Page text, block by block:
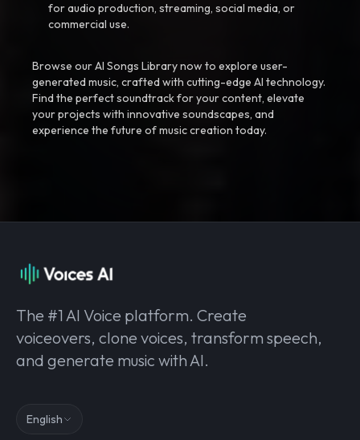
for audio production, streaming, social media, or
commercial use.
Browse our AI Songs Library now to explore user-
generated music, crafted with cutting-edge AI technology.
Find the perfect soundtrack for your content, elevate
your projects with innovative soundscapes, and
experience the future of music creation today.
The #1 AI Voice platform. Create
voiceovers, clone voices, transform speech,
and generate music with AI.
English